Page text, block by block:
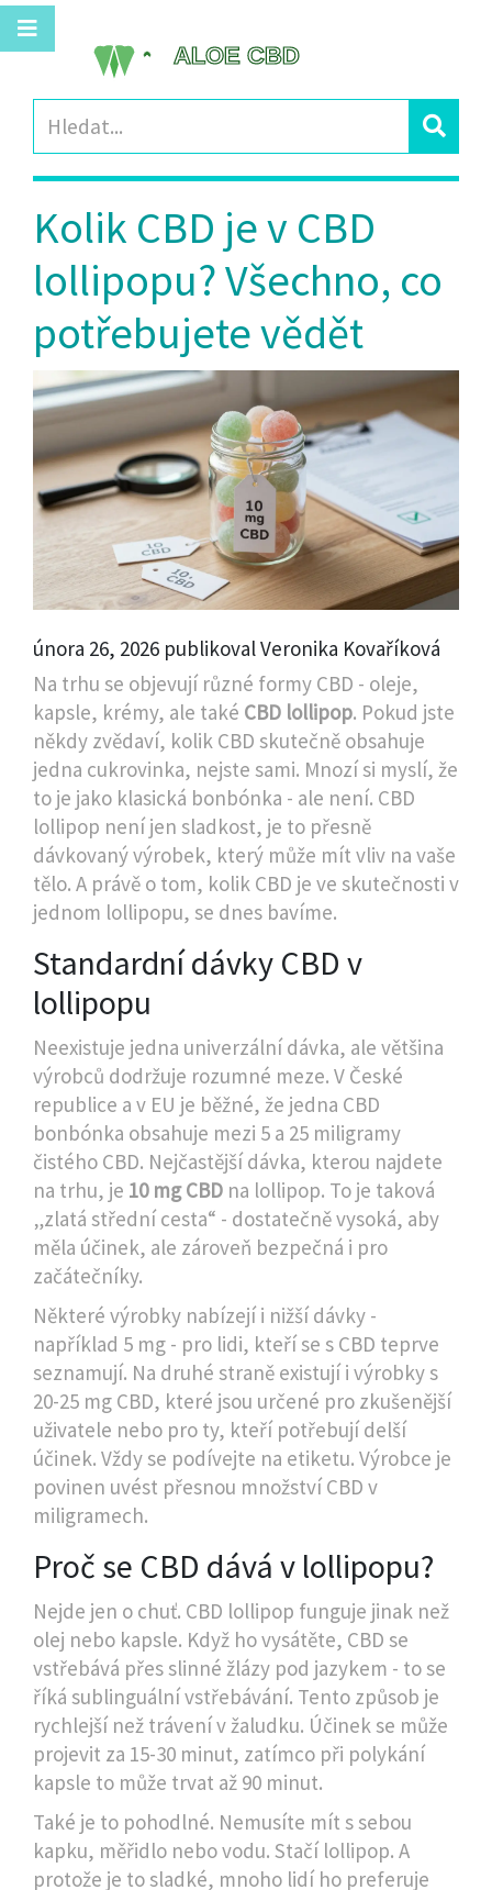
Kolik CBD je v CBD
lollipopu? Všechno, co
potřebujete vědět
února 26, 2026 publikoval Veronika Kovaříková
Na trhu se objevují různé formy CBD - oleje,
kapsle, krémy, ale také CBD lollipop. Pokud jste
někdy zvědaví, kolik CBD skutečně obsahuje
jedna cukrovinka, nejste sami. Mnozí si myslí, že
to je jako klasická bonbónka - ale není. CBD
lollipop není jen sladkost, je to přesně
dávkovaný výrobek, který může mít vliv na vaše
tělo. A právě o tom, kolik CBD je ve skutečnosti v
jednom lollipopu, se dnes bavíme.
Standardní dávky CBD v
lollipopu
Neexistuje jedna univerzální dávka, ale většina
výrobců dodržuje rozumné meze. V České
republice a v EU je běžné, že jedna CBD
bonbónka obsahuje mezi 5 a 25 miligramy
čistého CBD. Nejčastější dávka, kterou najdete
na trhu, je 10 mg CBD na lollipop. To je taková
„zlatá střední cesta“ - dostatečně vysoká, aby
měla účinek, ale zároveň bezpečná i pro
začátečníky.
Některé výrobky nabízejí i nižší dávky -
například 5 mg - pro lidi, kteří se s CBD teprve
seznamují. Na druhé straně existují i výrobky s
20-25 mg CBD, které jsou určené pro zkušenější
uživatele nebo pro ty, kteří potřebují delší
účinek. Vždy se podívejte na etiketu. Výrobce je
povinen uvést přesnou množství CBD v
miligramech.
Proč se CBD dává v lollipopu?
Nejde jen o chuť. CBD lollipop funguje jinak než
olej nebo kapsle. Když ho vysátěte, CBD se
vstřebává přes slinné žlázy pod jazykem - to se
říká sublinguální vstřebávání. Tento způsob je
rychlejší než trávení v žaludku. Účinek se může
projevit za 15-30 minut, zatímco při polykání
kapsle to může trvat až 90 minut.
Také je to pohodlné. Nemusíte mít s sebou
kapku, měřidlo nebo vodu. Stačí lollipop. A
protože je to sladké, mnoho lidí ho preferuje